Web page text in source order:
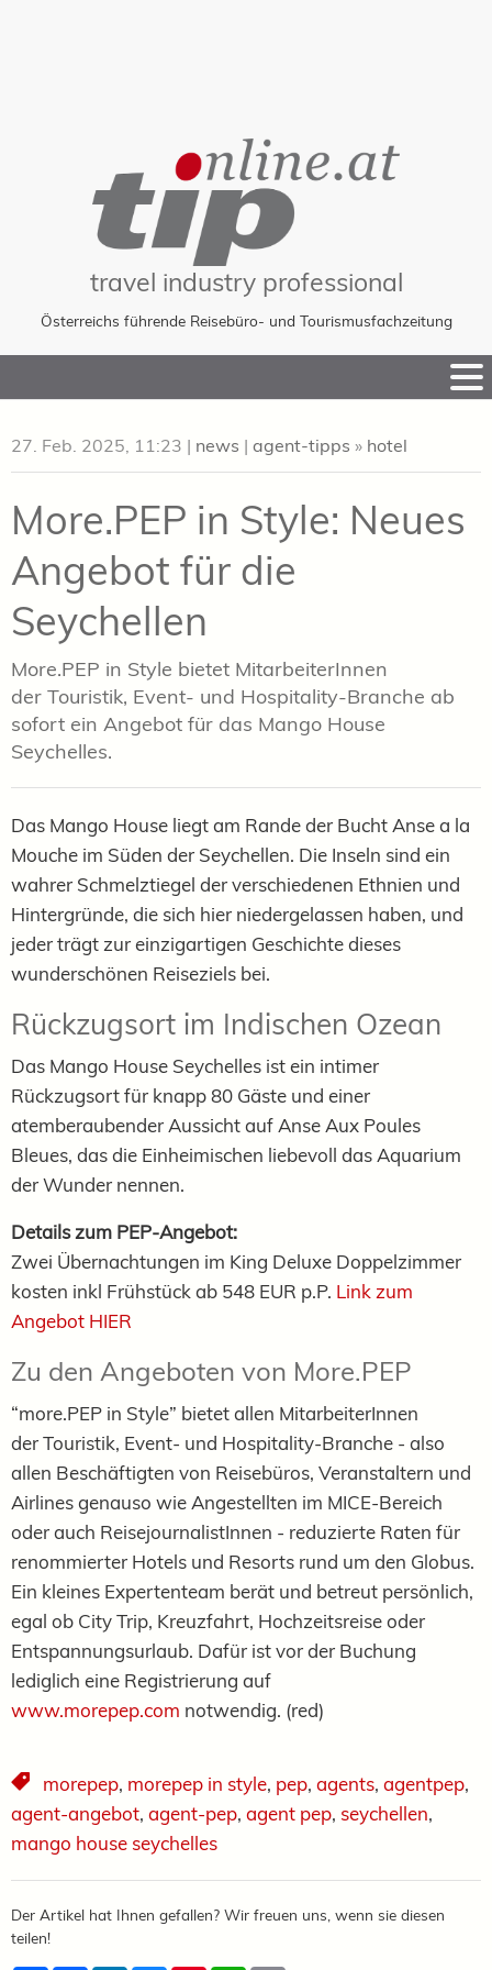
travel industry professional
Österreichs führende Reisebüro- und Tourismusfachzeitung
to
27. Feb. 2025, 11:23 | news | agent-tipps » hotel
More.PEP in Style: Neues
Angebot für die
Seychellen
More.PEP in Style bietet MitarbeiterInnen
der Touristik, Event- und Hospitality-Branche ab
sofort ein Angebot für das Mango House
Seychelles.
Das Mango House liegt am Rande der Bucht Anse a la
Mouche im Süden der Seychellen. Die Inseln sind ein
wahrer Schmelztiegel der verschiedenen Ethnien und
Hintergründe, die sich hier niedergelassen haben, und
jeder trägt zur einzigartigen Geschichte dieses
wunderschönen Reiseziels bei.
Rückzugsort im Indischen Ozean
Das Mango House Seychelles ist ein intimer
Rückzugsort für knapp 80 Gäste und einer
atemberaubender Aussicht auf Anse Aux Poules
Bleues, das die Einheimischen liebevoll das Aquarium
der Wunder nennen.
Details zum PEP-Angebot:
Zwei Übernachtungen im King Deluxe Doppelzimmer
kosten inkl Frühstück ab 548 EUR p.P. Link zum
Angebot HIER
Zu den Angeboten von More.PEP
“more.PEP in Style” bietet allen MitarbeiterInnen
derTouristik, Event- und Hospitality-Branche - also
allen Beschäftigten von Reisebüros, Veranstaltern und
Airlinesgenauso wie Angestellten im MICE-Bereich
oder auch ReisejournalistInnen - reduzierte Raten für
renommierter Hotels und Resorts rund um den Globus.
Ein kleines Expertenteam berät und betreut persönlich,
egal ob City Trip, Kreuzfahrt, Hochzeitsreise oder
Entspannungsurlaub. Dafür ist vor der Buchung
lediglich eine Registrierung auf
www.morepep.com notwendig. (red)
morepep, morepep in style, pep, agents, agentpep,
agent-angebot, agent-pep, agent pep, seychellen,
mango house seychelles
Der Artikel hat Ihnen gefallen? Wir freuen uns, wenn sie diesen
teilen!